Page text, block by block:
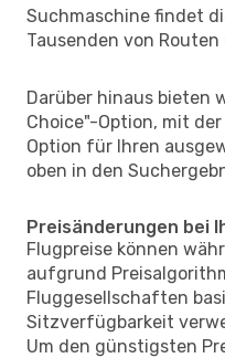
Suchmaschine findet
Tausenden von
Darüber hinaus bieten
Choice"-Option, mit
Option für Ihren
oben in den
Preisänderungen bei
Flugpreise können
aufgrund
Fluggesellschaften
Sitzverfügbarkeit
Um den günstigsten